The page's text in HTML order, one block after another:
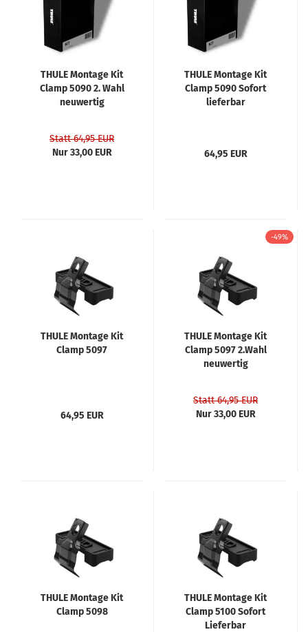
THULE Montage Kit
Clamp 5090 2. Wahl
neuwertig
Statt 64,95 EUR
Nur 33,00 EUR
THULE Montage Kit
Clamp 5090 Sofort
lieferbar
64,95 EUR
THULE Montage Kit
Clamp 5097
64,95 EUR
-49%
THULE Montage Kit
Clamp 5097 2.Wahl
neuwertig
Statt 64,95 EUR
Nur 33,00 EUR
THULE Montage Kit
Clamp 5098
THULE Montage Kit
Clamp 5100 Sofort
Lieferbar